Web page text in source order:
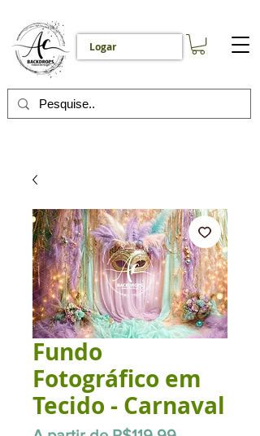
Logar
Fundo
Fotográfico em
Tecido - Carnaval